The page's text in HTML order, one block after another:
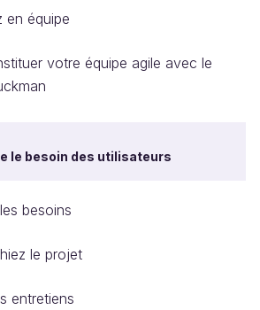
en équipe
votre équipe agile avec le
le besoin des utilisateurs
besoins
le projet
entretiens